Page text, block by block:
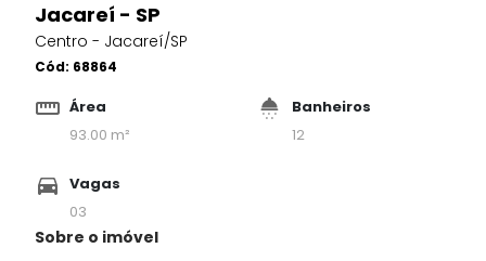
Jacareí - SP
Centro - Jacareí/SP
Cód: 68864
Área
93.00 m²
Banheiros
12
Vagas
03
Sobre o imóvel